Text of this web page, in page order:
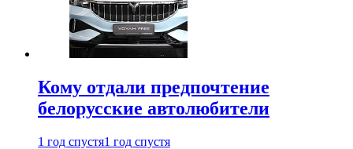
Кому отдали предпочтение
белорусские автолюбители
1 год спустя1 год спустя